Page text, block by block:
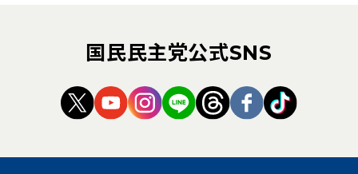
国民民主党公式SNS
（新しいタブで開く）
（新しいタブで開く）
（新しいタブで開く）
（新しいタブで開く）
（新しいタブで開
（新しいタブ
（新しい